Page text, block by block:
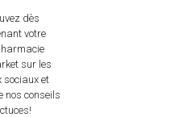
dès
votre
sur les
sociaux et
nos conseils